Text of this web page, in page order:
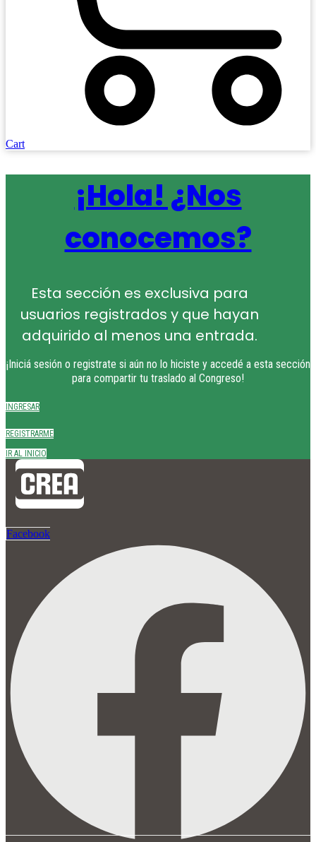
Cart
¡Hola! ¿Nos
conocemos?
Esta sección es exclusiva para
usuarios registrados y que hayan
adquirido al menos una entrada.
¡Iniciá sesión o registrate si aún no lo hiciste y accedé a esta sección
para compartir tu traslado al Congreso!
INGRESAR
REGISTRARME
IR AL INICIO
Facebook